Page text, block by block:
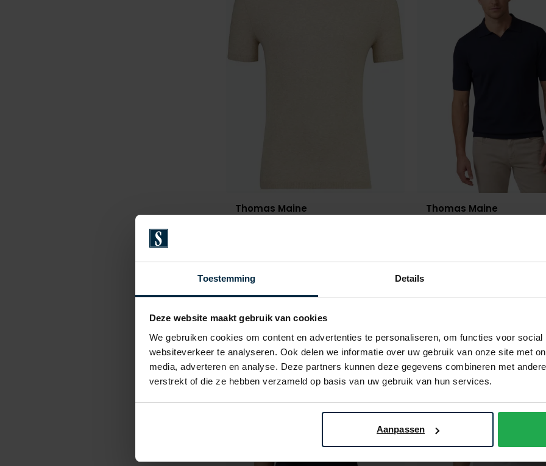
Toestemming Details
Deze website maakt gebruik van cookies
We gebruiken cookies om content en advertenties te personaliseren, om functies voor social
websiteverkeer te analyseren. Ook delen we informatie over uw gebruik van onze site met
media, adverteren en analyse. Deze partners kunnen deze gegevens combineren met
verstrekt of die ze hebben verzameld op basis van uw gebruik van hun services.
Aanpassen
Thomas Maine Thomas Maine